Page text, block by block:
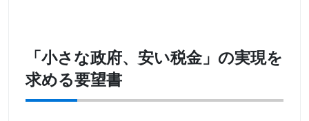
「小さな政府、安い税金」の実現を
求める要望書